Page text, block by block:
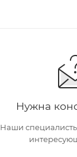
Нужна
Наши